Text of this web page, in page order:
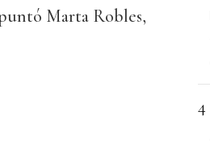
Marta Robles,